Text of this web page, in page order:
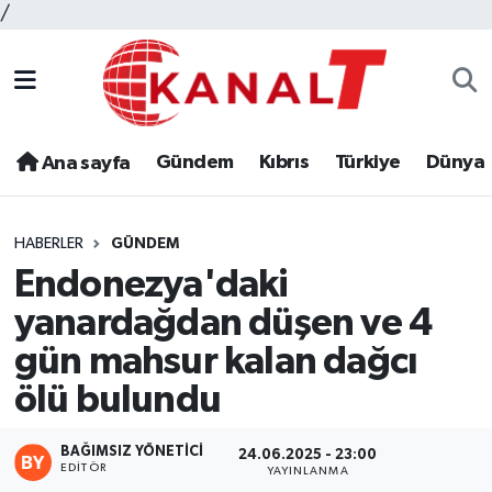
/
Ana sayfa Gündem Kıbrıs Türkiye Dünya
HABERLER GÜNDEM
Endonezya'daki
yanardağdan düşen ve 4
gün mahsur kalan dağcı
ölü bulundu
BAĞIMSIZ YÖNETICI
EDITÖR
24.06.2025 - 23:00
YAYINLANMA